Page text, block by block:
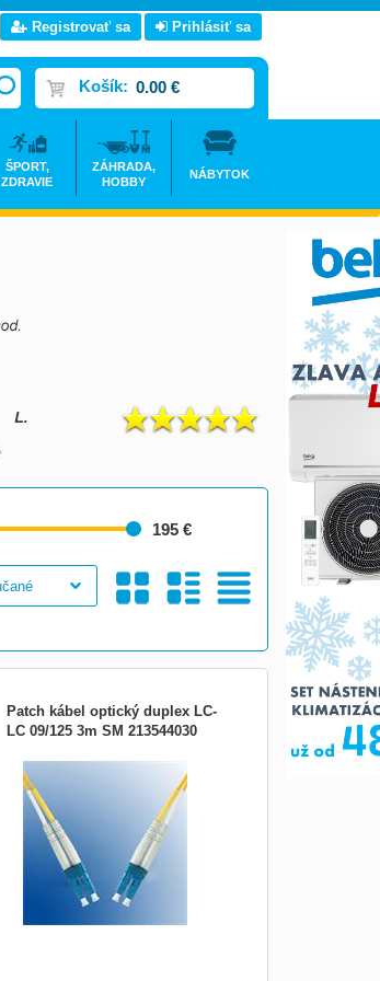
195 €
Patch kábel optický duplex LC-
LC 09/125 3m SM 213544030
Optický patch kabel duplex Optické patch
káble sú určené k prepojeniu aktívnych
zariadení ako sú (HUB, media konvertor,
pracovné stanice) s pasívnymi (optický
rozvádzač, optická vaňa). V optických
kabelážach sa používajú aj tzv. Duplexné
káble pre
Registrovať sa Prihlásiť sa
Košík: 0.00 €
ŠPORT,
ZDRAVIE
ZÁHRADA,
HOBBY
NÁBYTOK